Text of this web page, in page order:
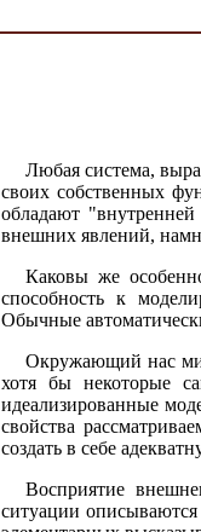
Любая система,
своих собственных
обладают
внешних явлений,
Каковы же
способность к
Обычные
Окружающий нас мир
хотя бы некоторые
идеализированные
свойства
создать в себе
Восприятие
ситуации